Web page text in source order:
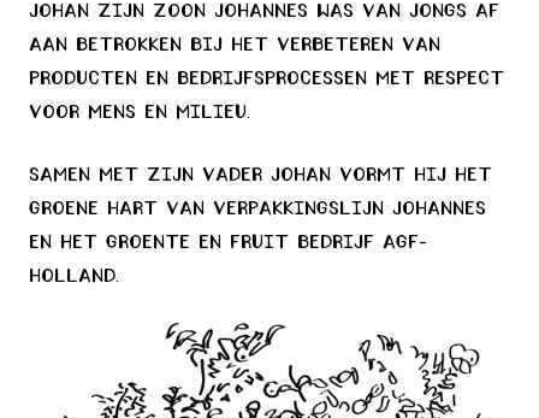
Johan zijn zoon Johannes was van jongs af
aan betrokken bij het verbeteren van
producten en bedrijfsprocessen met respect
voor mens en milieu.
Samen met zijn vader Johan vormt hij het
groene hart van verpakkingslijn Johannes
en het groente en fruit bedrijf AGF-
HOLLAND.